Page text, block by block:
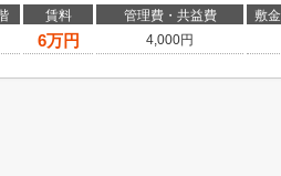
賃料 管理費・共益費 敷金
6万円 4,000円